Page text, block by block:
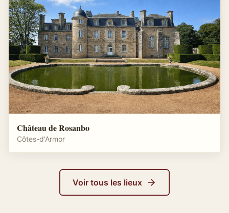
Château de Rosanbo
Côtes-d'Armor
Voir tous les lieux